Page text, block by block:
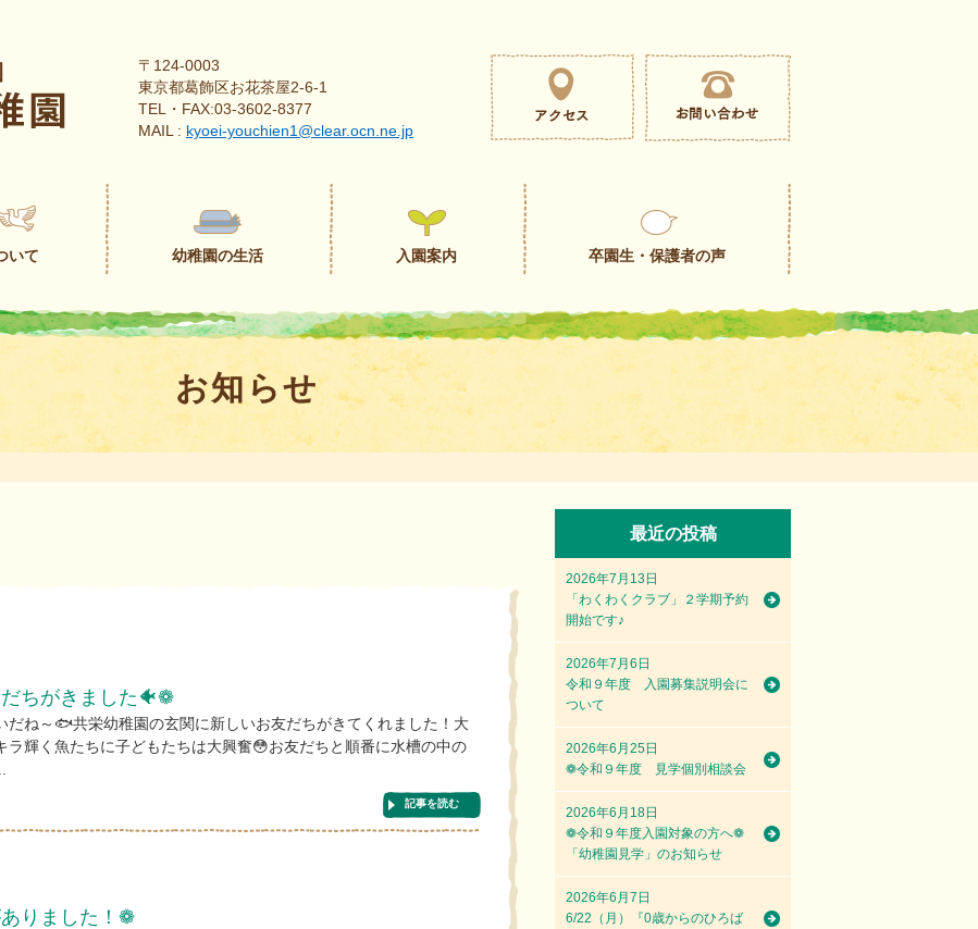
〒124-0003
東京都葛飾区お花茶屋2-6-1
TEL・FAX:03-3602-8377
MAIL : kyoei-youchien1@clear.ocn.ne.jp
いて 幼稚園の生活 入園案内 卒園生・保護者の声
お知らせ
ちがきました🐠❁
だね～🐟共栄幼稚園の玄関に新しいお友だちがきてくれました！大
ラ輝く魚たちに子どもたちは大興奮😳お友だちと順番に水槽の中の
記事を読む
りました！❁
最近の投稿
2026年7月13日
「わくわくクラブ」２学期予約
開始です♪
2026年7月6日
令和９年度 入園募集説明会に
ついて
2026年6月25日
❁令和９年度 見学個別相談会
2026年6月18日
❁令和９年度入園対象の方へ❁
「幼稚園見学」のお知らせ
2026年6月7日
6/22（月）『0歳からのひろば